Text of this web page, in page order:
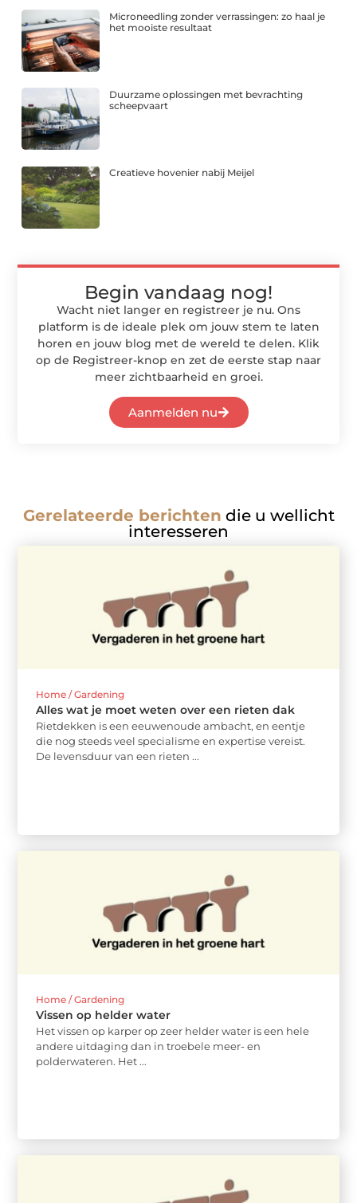
Microneedling zonder verrassingen: zo haal je
het mooiste resultaat
Duurzame oplossingen met bevrachting
scheepvaart
Creatieve hovenier nabij Meijel
Begin vandaag nog!
Wacht niet langer en registreer je nu. Ons
platform is de ideale plek om jouw stem te laten
horen en jouw blog met de wereld te delen. Klik
op de Registreer-knop en zet de eerste stap naar
meer zichtbaarheid en groei.
Aanmelden nu
Gerelateerde berichten die u wellicht
interesseren
Home / Gardening
Alles wat je moet weten over een rieten dak
Rietdekken is een eeuwenoude ambacht, en eentje
die nog steeds veel specialisme en expertise vereist.
De levensduur van een rieten ...
Home / Gardening
Vissen op helder water
Het vissen op karper op zeer helder water is een hele
andere uitdaging dan in troebele meer- en
polderwateren. Het ...